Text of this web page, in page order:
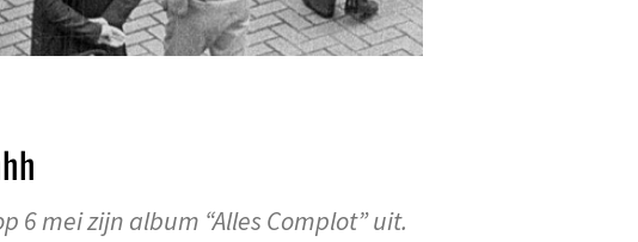
6 mei zijn album “Alles Complot” uit.